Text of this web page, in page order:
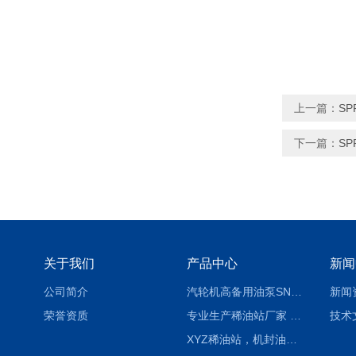
上一篇：
下一篇：
关于我们
公司简介
荣誉资质
产品中心 新
新闻
技术